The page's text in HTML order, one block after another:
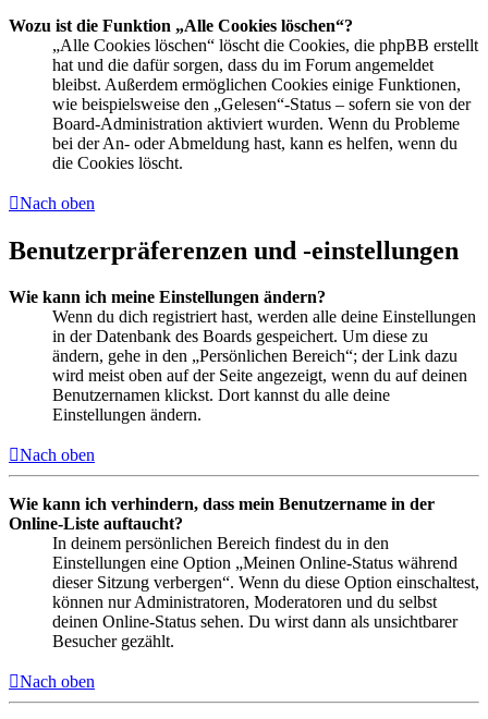
Wozu ist die Funktion „Alle Cookies löschen“?
„Alle Cookies löschen“ löscht die Cookies, die phpBB erstellt
hat und die dafür sorgen, dass du im Forum angemeldet
bleibst. Außerdem ermöglichen Cookies einige Funktionen,
wie beispielsweise den „Gelesen“-Status – sofern sie von der
Board-Administration aktiviert wurden. Wenn du Probleme
bei der An- oder Abmeldung hast, kann es helfen, wenn du
die Cookies löscht.
Nach oben
Benutzerpräferenzen und -einstellungen
Wie kann ich meine Einstellungen ändern?
Wenn du dich registriert hast, werden alle deine Einstellungen
in der Datenbank des Boards gespeichert. Um diese zu
ändern, gehe in den „Persönlichen Bereich“; der Link dazu
wird meist oben auf der Seite angezeigt, wenn du auf deinen
Benutzernamen klickst. Dort kannst du alle deine
Einstellungen ändern.
Nach oben
Wie kann ich verhindern, dass mein Benutzername in der
Online-Liste auftaucht?
In deinem persönlichen Bereich findest du in den
Einstellungen eine Option „Meinen Online-Status während
dieser Sitzung verbergen“. Wenn du diese Option einschaltest,
können nur Administratoren, Moderatoren und du selbst
deinen Online-Status sehen. Du wirst dann als unsichtbarer
Besucher gezählt.
Nach oben